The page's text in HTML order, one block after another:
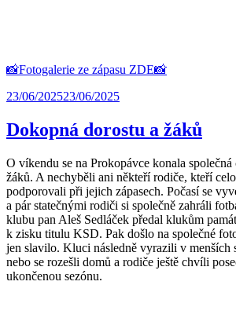
📸Fotogalerie ze zápasu ZDE📸
23/06/202523/06/2025
Dokopná dorostu a žáků
O víkendu se na Prokopávce konala společná
žáků. A nechyběli ani někteří rodiče, kteří
podporovali při jejich zápasech. Počasí se
a pár statečnými rodiči si společně zahráli
klubu pan Aleš Sedláček předal klukům
k zisku titulu KSD. Pak došlo na společné
jen slavilo. Kluci následně vyrazili v menších
nebo se rozešli domů a rodiče ještě chvíli
ukončenou sezónu.